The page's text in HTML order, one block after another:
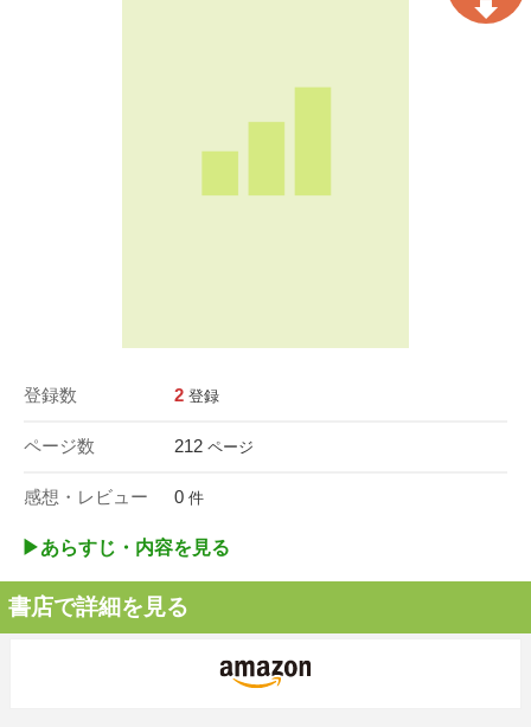
登録数 2 登録
ページ数 212 ページ
感想・レビュー 0 件
▶︎あらすじ・内容を見る
書店で詳細を見る